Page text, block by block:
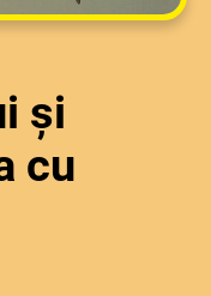
și
cu